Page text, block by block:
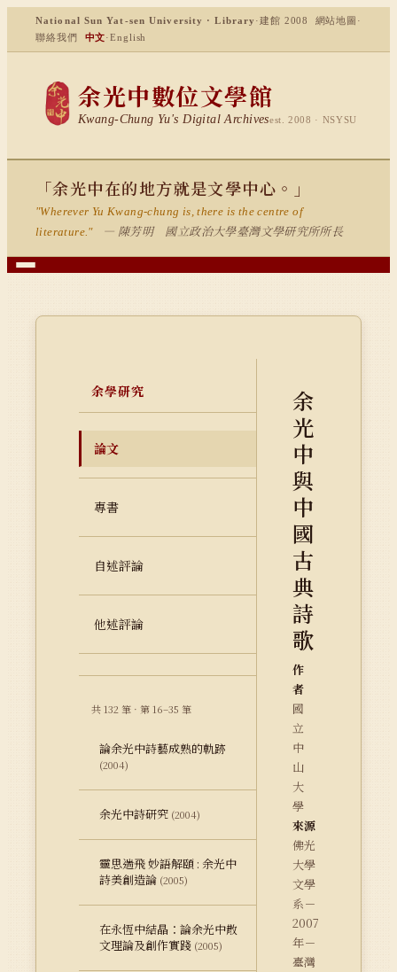
National Sun Yat-sen University · Library ·建館 2008 網站地圖 ·
聯絡我們
中文·English
余光中數位文學館
Kwang-Chung Yu's Digital Archivesest. 2008 · NSYSU
「余光中在的地方就是文學中心。」
"Wherever Yu Kwang-chung is, there is the centre of
literature."
— 陳芳明 國立政治大學臺灣文學研究所所長
余學研究
論文
專書
自述評論
他述評論
共 132 筆 · 第 16–35 筆
論余光中詩藝成熟的軌跡
(2004)
余光中詩研究 (2004)
靈思遄飛 妙語解頤 : 余光中
詩美創造論 (2005)
在永恆中結晶：論余光中散
文理論及創作實踐 (2005)
余
光
中
與
中
國
古
典
詩
歌
作
者
國
立
中
山
大
學
來源
佛光
大學
文學
系－
2007
年－
臺灣